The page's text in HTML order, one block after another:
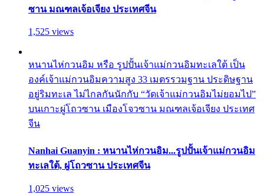
ซาน มณฑลเจ้อเจียง ประเทศจีน
1,525 views
หนานไห่กวนอิม หรือ รูปปั้นเจ้าแม่กวนอิมทะเลใต้ เป็น
องค์เจ้าแม่กวนอิมความสูง 33 เมตรรวมฐาน ประดิษฐาน
อยู่ริมทะเล ไม่ไกลกันนักกับ “วัดเจ้าแม่กวนอิมไม่ยอมไป”
บนเกาะผู่โถวซาน เมืองโจวซาน มณฑลเจ้อเจียง ประเทศ
จีน
Nanhai Guanyin : หนานไห่กวนอิม...รูปปั้นเจ้าแม่กวนอิม
ทะเลใต้, ผู่โถวซาน ประเทศจีน
1,025 views